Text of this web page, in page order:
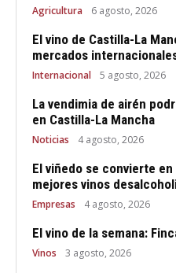
Agricultura 6 agosto, 2026
El vino de Castilla-La
mercados
Internacional 5 agosto, 2026
La vendimia de airén
en Castilla-La Mancha
Noticias 4 agosto, 2026
El viñedo se convierte
mejores vinos
Empresas 4 agosto, 2026
El vino de la semana:
Vinos 3 agosto, 2026